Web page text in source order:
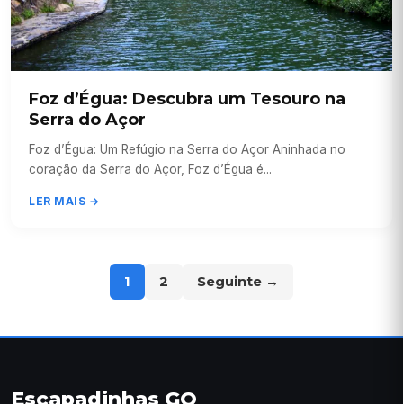
Foz d’Égua: Descubra um Tesouro na
Serra do Açor
Foz d’Égua: Um Refúgio na Serra do Açor Aninhada no
coração da Serra do Açor, Foz d’Égua é...
LER MAIS →
1 2 Seguinte →
Escapadinhas GO